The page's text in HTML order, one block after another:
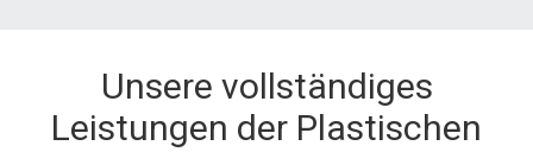
Unsere vollständiges
Leistungen der Plastischen